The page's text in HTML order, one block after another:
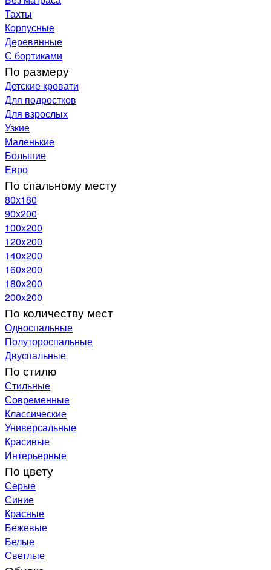
Тахты
Корпусные
Деревянные
С бортиками
По размеру
Детские кровати
Для подростков
Для взрослых
Узкие
Маленькие
Большие
Евро
По спальному месту
80х180
90х200
100х200
120x200
140х200
160х200
180х200
200х200
По количеству мест
Односпальные
Полутороспальные
Двуспальные
По стилю
Стильные
Современные
Классические
Универсальные
Красивые
Интерьерные
По цвету
Серые
Синие
Красные
Бежевые
Белые
Светлые